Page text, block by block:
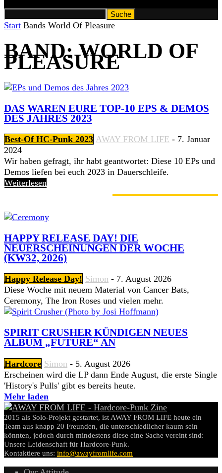
Start Bands World Of Pleasure
BAND: WORLD OF
PLEASURE
DAS WAREN EURE TOP-10 EPS & DEMOS
DES JAHRES 2023
Best-Of HC-Punk 2023 AWAY FROM LIFE - 7. Januar
2024
Wir haben gefragt, ihr habt geantwortet: Diese 10 EPs und
Demos liefen bei euch 2023 in Dauerschleife.
Weiterlesen
HAPPY RELEASE DAY! DIE
NEUERSCHEINUNGEN DER WOCHE
(KW32, 2026)
Happy Release Day! Simon - 7. August 2026
Diese Woche mit neuem Material von Cancer Bats,
Ceremony, The Iron Roses und vielen mehr.
SPIRIT CRUSHER KÜNDIGEN NEUES
ALBUM „FUTURE“ AN
Hardcore Simon - 5. August 2026
Erscheinen wird die LP dann Ende August, die erste Single
'History's Pulls' gibt es bereits heute.
Mehr laden
2015 als Solo-Projekt gestartet, ist AWAY FROM LIFE heute ein
Team aus knapp 20 Freunden, die unterschiedlicher kaum sein
könnten, jedoch durch mindestens diese eine Sache vereint sind:
Unsere Leidenschaft für Hardcore-Punk.
Kontaktiere uns: info@awayfromlife.com